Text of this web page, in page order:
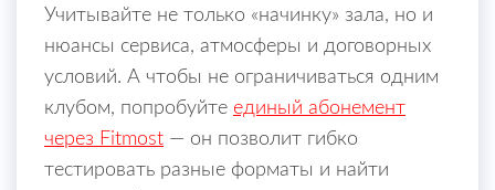
Учитывайте не только «начинку» зала, но и
нюансы сервиса, атмосферы и договорных
условий. А чтобы не ограничиваться одним
клубом, попробуйте единый абонемент
через Fitmost — он позволит гибко
тестировать разные форматы и найти